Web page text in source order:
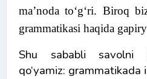
ma’noda to‘g‘ri. Biroq
grammatikasi haqida
Shu sababli savolni
qo‘yamiz: grammatikada